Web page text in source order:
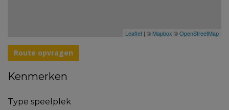
Leaflet | © Mapbox ©OpenStreetMap
Route opvragen
Kenmerken
Type speelplek